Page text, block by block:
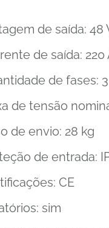
de saída: 48
de saída: 220
de fases: 3
de tensão
de envio: 28 kg
de entrada:
CE
sim